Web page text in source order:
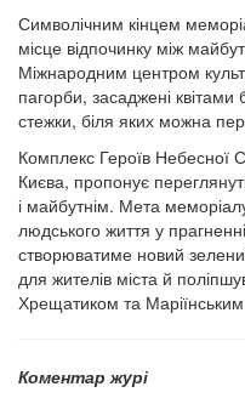
Символічним кінцем
місце відпочинку між
Міжнародним центром
пагорби, засаджені квітами
стежки, біля яких можна
Комплекс Героїв Небесної
Києва, пропонує
і майбутнім. Мета
людського життя у
створюватиме новий
для жителів міста й
Хрещатиком та
Коментар журі